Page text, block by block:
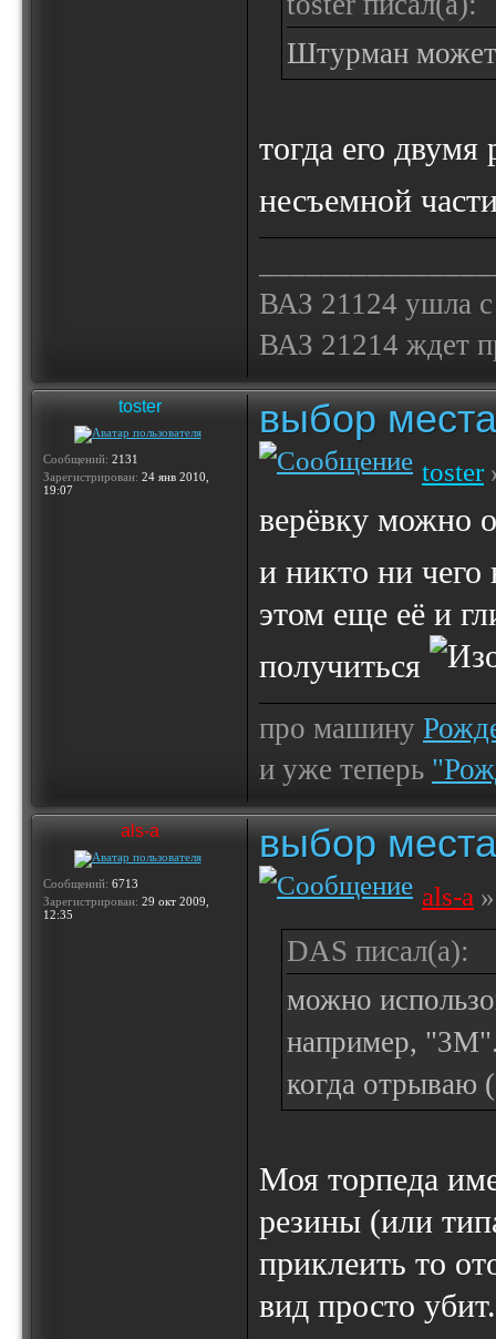
Штурман может
тогда его
несъемной
ВАЗ 21124 ушла
ВАЗ 21214 ждет
toster
Сообщений: 2131
Зарегистрирован: 24 янв 2010,
19:07
выбор
toster
верёвку можно
и никто ни
этом еще её и
получиться
про машину
и уже теперь
als-a
Сообщений: 6713
Зарегистрирован: 29 окт 2009,
12:35
выбор
als-a
DAS писал(а):
можно
например,
когда отрываю
Моя торпеда
резины (или
приклеить то
вид просто